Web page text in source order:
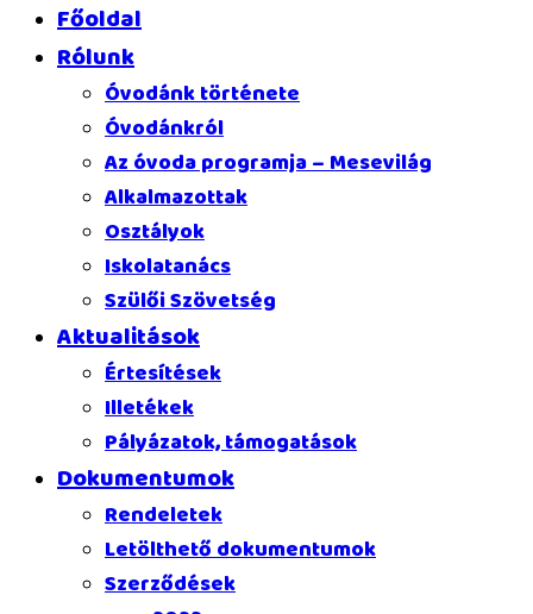
Főoldal
Rólunk
Óvodánk története
Óvodánkról
Az óvoda programja – Mesevilág
Alkalmazottak
Osztályok
Iskolatanács
Szülői Szövetség
Aktualitások
Értesítések
Illetékek
Pályázatok, támogatások
Dokumentumok
Rendeletek
Letölthető dokumentumok
Szerződések